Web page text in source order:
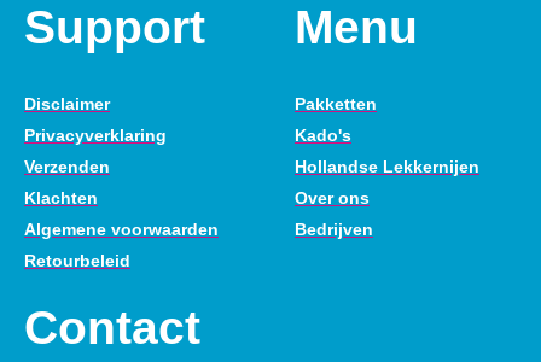
Support
Disclaimer
Privacyverklaring
Verzenden
Klachten
Algemene voorwaarden
Retourbeleid
Menu
Pakketten
Kado's
Hollandse Lekkernijen
Over ons
Bedrijven
Contact